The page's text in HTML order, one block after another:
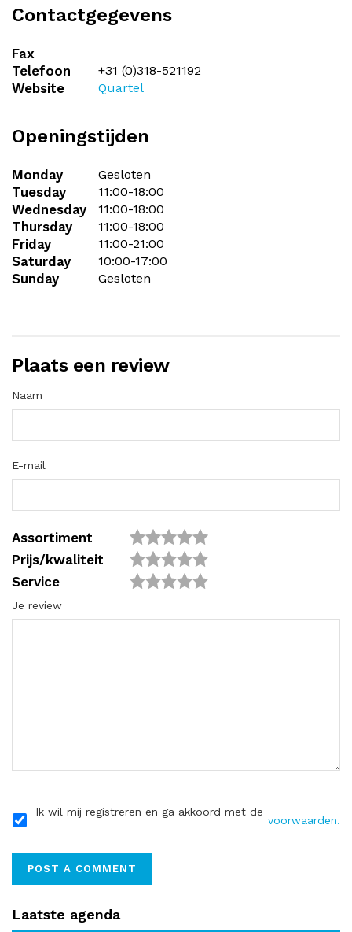
Contactgegevens
Fax
Telefoon
+31 (0)318-521192
Website Quartel
Openingstijden
Monday Gesloten
Tuesday 11:00-18:00
Wednesday 11:00-18:00
Thursday 11:00-18:00
Friday 11:00-21:00
Saturday 10:00-17:00
Sunday Gesloten
Plaats een review
Naam
E-mail
Assortiment
Prijs/kwaliteit
Service
Je review
Ik wil mij registreren en ga akkoord met de
voorwaarden.
Laatste agenda